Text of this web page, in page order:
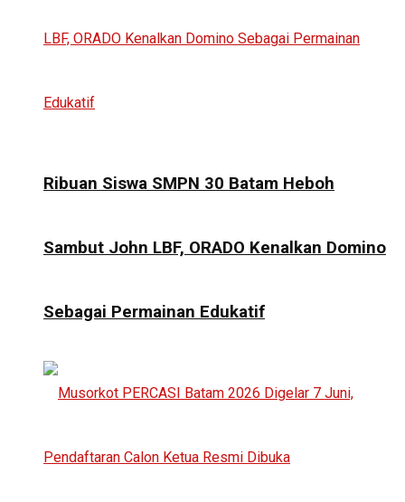
Ribuan Siswa SMPN 30 Batam Heboh
Sambut John LBF, ORADO Kenalkan Domino
Sebagai Permainan Edukatif